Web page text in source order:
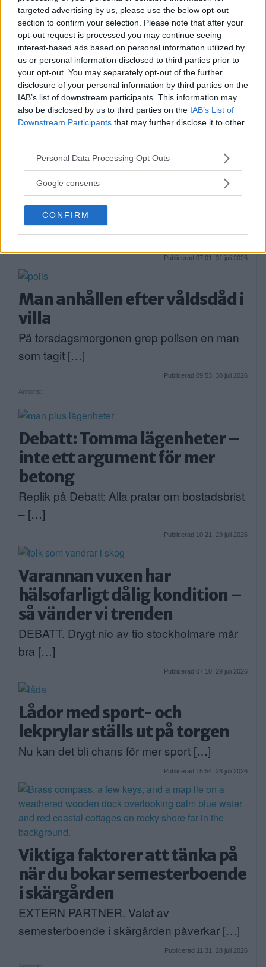
targeted advertising by us, please use the below opt-out
section to confirm your selection. Please note that after your
opt-out request is processed you may continue seeing
interest-based ads based on personal information utilized by
us or personal information disclosed to third parties prior to
your opt-out. You may separately opt-out of the further
disclosure of your personal information by third parties on the
IAB’s list of downstream participants. This information may
also be disclosed by us to third parties on the IAB’s List of
Downstream Participants that may further disclose it to other
Please note that this website/app uses one or more Google
not limited to your visit or usage behaviour. You may click to
use your data for below specified purposes in below Google
consent section.
Personal Data Processing Opt Outs
Google consents
CONFIRM
Publicerad 13:35, 2 augusti 2026
Bråk på idrottsplats – två
män till sjukhus
På lördagseftermiddagen skadades två
personer i Sätra med […]
Publicerad 16:30, 1 augusti 2026
Debatt: C: Så förvandlar vi
Strandvägen till en grön oas
DEBATT. Strandvägen är i dag en av
Stockholms […]
Publicerad 07:01, 31 juli 2026
Man anhållen efter våldsdåd i
villa
På torsdagsmorgonen grep polisen en man
som tagit […]
Publicerad 09:53, 30 juli 2026
Annons:
Debatt: Tomma lägenheter –
inte ett argument för mer
betong
Replik på Debatt: Alla pratar om bostadsbrist
– […]
Publicerad 10:21, 29 juli 2026
Varannan vuxen har
hälsofarligt dålig kondition –
så vänder vi trenden
DEBATT. Drygt nio av tio stockholmare mår
bra […]
Publicerad 07:10, 29 juli 2026
Lådor med sport- och
lekprylar ställs ut på torgen
Nu kan det bli chans för mer sport […]
Publicerad 15:54, 28 juli 2026
Viktiga faktorer att tänka på
när du bokar semesterboende
i skärgården
EXTERN PARTNER. Valet av
semesterboende i skärgården påverkar […]
Publicerad 11:31, 28 juli 2026